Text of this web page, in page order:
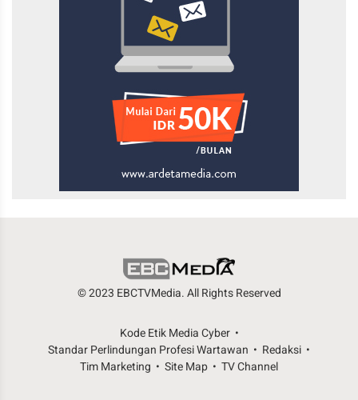
© 2023 EBCTVMedia. All Rights Reserved
Kode Etik Media Cyber
Standar Perlindungan Profesi Wartawan
Redaksi
Tim Marketing
Site Map TV Channel